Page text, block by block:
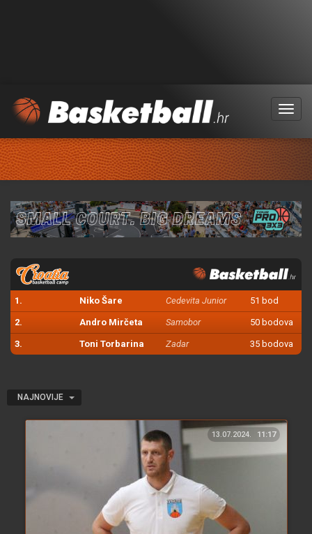
Menu
1. Niko Šare Cedevita Junior 51 bod
2. Andro Mirčeta Samobor 50 bodova
3. Toni Torbarina Zadar 35 bodova
NAJNOVIJE
13.07.2024. 11:17